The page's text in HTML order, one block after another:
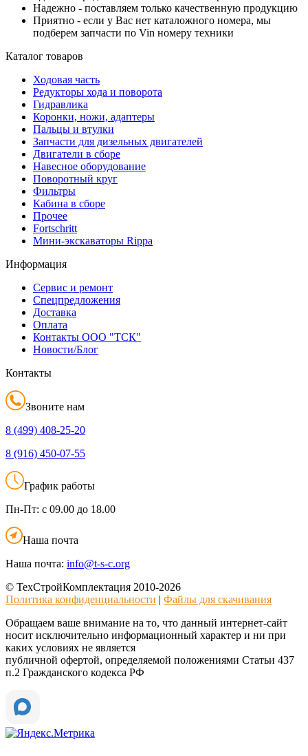
Надежно - поставляем только качественную продукцию
Приятно - если у Вас нет каталожного номера, мы
подберем запчасти по Vin номеру техники
Каталог товаров
Ходовая часть
Редукторы хода и поворота
Гидравлика
Коронки, ножи, адаптеры
Пальцы и втулки
Запчасти для дизельных двигателей
Двигатели в сборе
Навесное оборудование
Поворотный круг
Фильтры
Кабина в сборе
Прочее
Fortschritt
Мини-экскаваторы Rippa
Информация
Сервис и ремонт
Спецпредложения
Доставка
Оплата
Контакты ООО "ТСК"
Новости/Блог
Контакты
Звоните нам
8 (499) 408-25-20
8 (916) 450-07-55
График работы
Пн-Пт: с 09.00 до 18.00
Наша почта
Наша почта: info@t-s-c.org
© ТехСтройКомплектация 2010-2026
Политика конфиденциальности
Файлы для скачивания
Обращаем ваше внимание на то, что данный интернет-сайт
носит исключительно информационный характер и ни при
каких условиях не является
публичной офертой, определяемой положениями Статьи 437
п.2 Гражданского кодекса РФ